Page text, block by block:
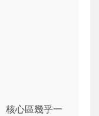
核心區幾乎一